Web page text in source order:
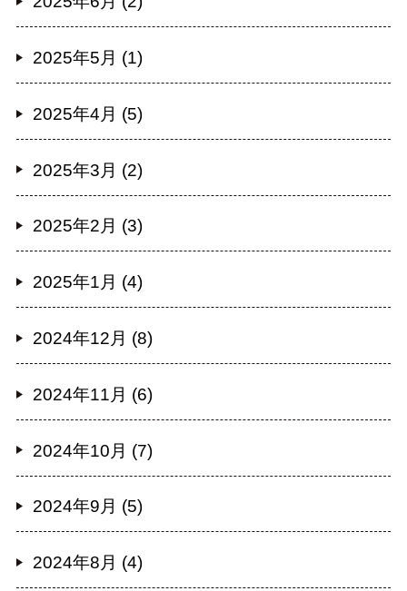
2025年5月 (1)
2025年4月 (5)
2025年3月 (2)
2025年2月 (3)
2025年1月 (4)
2024年12月 (8)
2024年11月 (6)
2024年10月 (7)
2024年9月 (5)
2024年8月 (4)